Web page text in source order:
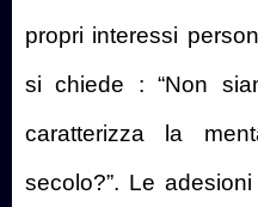
propri interessi
si chiede : “Non
caratterizza la
secolo?”. Le